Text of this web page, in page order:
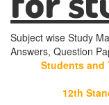
Subject wise Study
Answers, Question
Students and
12th